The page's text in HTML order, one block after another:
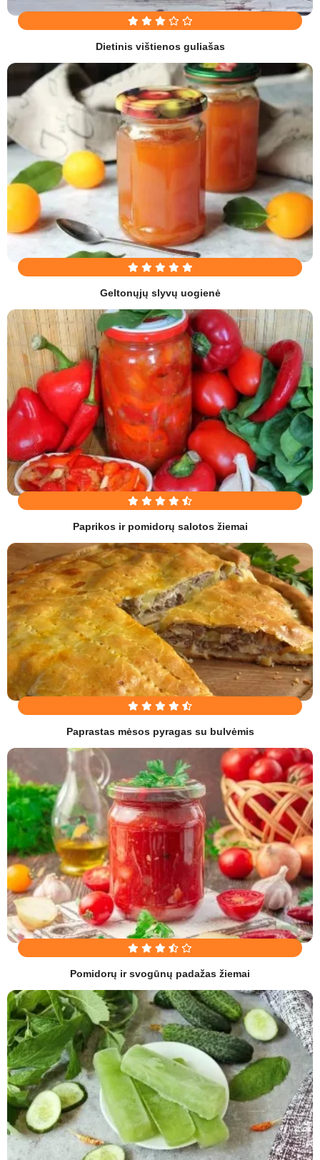
Dietinis vištienos guliašas
Geltonųjų slyvų uogienė
Paprikos ir pomidorų salotos žiemai
Paprastas mėsos pyragas su bulvėmis
Pomidorų ir svogūnų padažas žiemai